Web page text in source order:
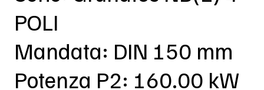
POLI
Mandata: DIN 150 mm
Potenza P2: 160.00 kW